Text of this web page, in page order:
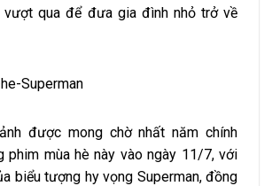
vượt qua để đưa gia đình nhỏ trở về
được mong chờ nhất năm chính
phim mùa hè này vào ngày 11/7, với
biểu tượng hy vọng Superman, đồng